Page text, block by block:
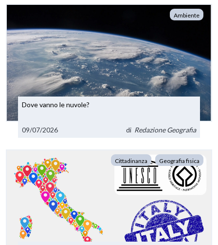
Ambiente
Dove vanno le nuvole?
09/07/2026 di Redazione Geografia
Cittadinanza Geografia fisica